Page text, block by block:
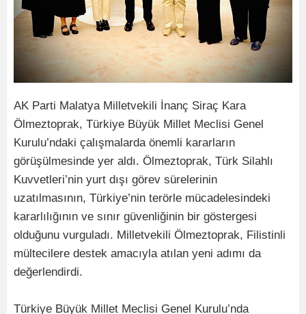
AK Parti Malatya Milletvekili İnanç Siraç Kara
Ölmeztoprak, Türkiye Büyük Millet Meclisi Genel
Kurulu’ndaki çalışmalarda önemli kararların
görüşülmesinde yer aldı. Ölmeztoprak, Türk Silahlı
Kuvvetleri’nin yurt dışı görev sürelerinin
uzatılmasının, Türkiye’nin terörle mücadelesindeki
kararlılığının ve sınır güvenliğinin bir göstergesi
olduğunu vurguladı. Milletvekili Ölmeztoprak, Filistinli
mültecilere destek amacıyla atılan yeni adımı da
değerlendirdi.
Türkiye Büyük Millet Meclisi Genel Kurulu’nda